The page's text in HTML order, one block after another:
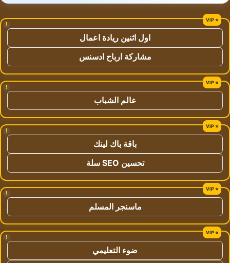
!
اول اثنين ريادة اعمال
مشاركة ارباح ادسنس
!
عالم الشباب
!
باقة باك لينك
تحسين SEO سلة
!
ماسنجر المسلم
!
ضوء التعليمي